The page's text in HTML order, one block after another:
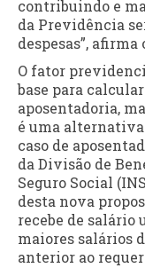
contribuindo e
da Previdência
despesas”,
O fator
base para
aposentadoria,
é uma alternativa
caso de
da Divisão de
Seguro Social
desta nova
recebe de salário
maiores salários
anterior ao